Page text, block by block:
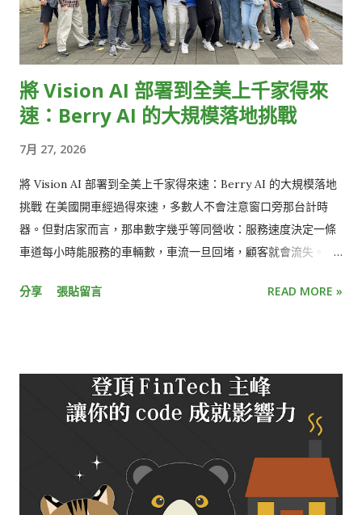
的是，Nitra 有紮實的營收成長與受市場認可的客戶/投資人基礎
——我們並不甘於現況，持續擴編團隊和產品線，打造獨角獸
（Unicorn），甚至是十角獸（Decacorn）為目標。 Nitra
Taiwan：產品研發的主力 Nitra 從創立初期就決定把核心研發放
在台灣，而不是把台灣團隊當成「海外分部」。過去半年，Nitra
師與產品經理，主導公司絕大多數的產品開發工作——從後端系
統、前端體驗到內部工具，都是台灣團隊在第一線推進。 團隊怎
麼工作？我們鼓勵大家放手嘗試各種 AI 工具，token 額度不設
上限——甚至有人一個月用掉的 AI token 費用超過自己的薪水
（我們沒有制止他，這正是我們想要的實驗精神）。能不能用新
為什麼贊助 COSCUP？ 開源的核心精神——開放、協...
將 Vision AI 部署到全美上千家得來
速：Berry AI 的大規模落地挑戰
7月 27, 2026
將 Vision AI 部署到全美上千家得來速：Berry AI 的大規模落地
挑戰 在美國開車經過得來速，多數人不會注意窗口旁那台計時
器。但對店家而言，那串數字幾乎等同營收：服務速度決定一條
車道每小時能服務的車輛數，車流一旦回堵，顧客就會流失。
定位流程瓶頸，再將數據轉化為店長可即時使用的判斷依據：哪
確率 攝影機的架設高度、角度、車道幾何，每家門市都不同，光
線與天氣也持續變化。在單一門市的高準確率，不代表在其餘的
數百家門市同樣成立。逐店手動調參不可規模化，因此重點落在
資料品質與評估方法。如何對未見過的場景維持穩定泛化，是我
們投入最深、也仍在持續解決的問題。 挑戰二：在運算資源有限
的邊緣裝置上做即時推理 在雲端能運行，與在算力與功耗受限的
分享 張貼留言 READ MORE »